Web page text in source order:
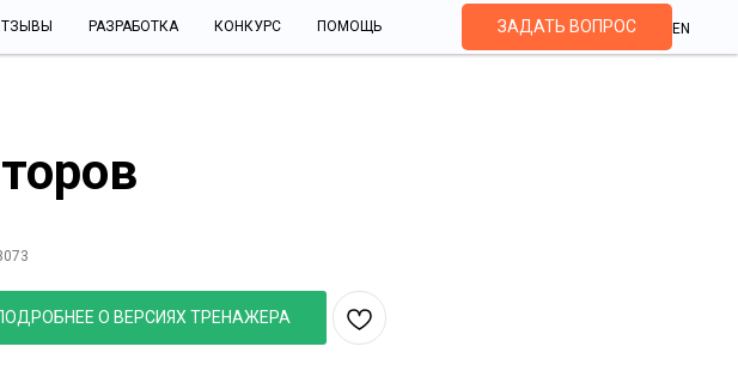
РАЗРАБОТКА КОНКУРС ПОМОЩЬ ЗАДАТЬ ВОПРОС EN
О ВЕРСИЯХ ТРЕНАЖЕРА